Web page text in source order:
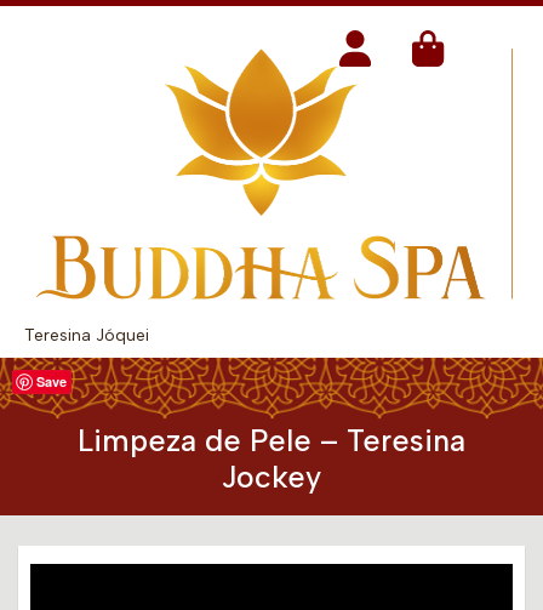
Teresina Jóquei
Limpeza de Pele – Teresina
Jockey
Save